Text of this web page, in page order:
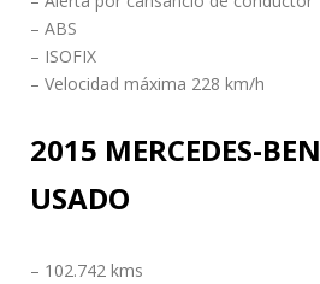
– ABS
– ISOFIX
– Velocidad máxima 228 km/h
2015 MERCEDES-
USADO
– 102.742 kms